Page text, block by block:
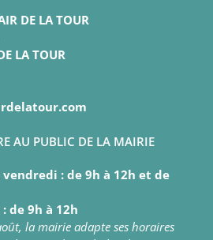
DE LA TOUR
LA TOUR
AU PUBLIC DE LA MAIRIE
: de 9h à 12h et de
de 9h à 12h
la mairie adapte ses horaires